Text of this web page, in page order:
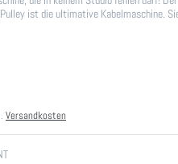
ist die ultimative Kabelmaschine.
Versandkosten
Produkt liegen noch keine